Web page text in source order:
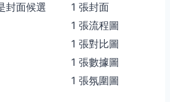
封面候選
1 張封面
1 張流程圖
1 張對比圖
1 張數據圖
1 張氛圍圖